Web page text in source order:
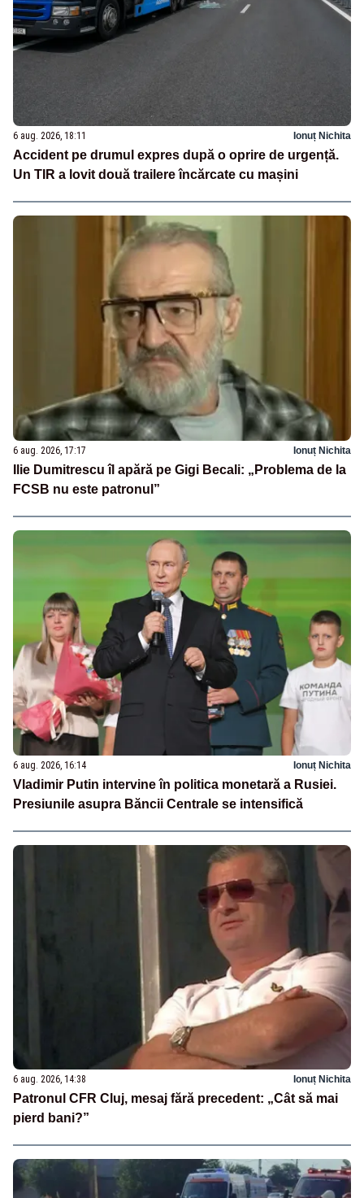
6 aug. 2026, 18:11 Ionuț Nichita
Accident pe drumul expres după o oprire de urgență.
Un TIR a lovit două trailere încărcate cu mașini
6 aug. 2026, 17:17 Ionuț Nichita
Ilie Dumitrescu îl apără pe Gigi Becali: „Problema de la
FCSB nu este patronul”
6 aug. 2026, 16:14 Ionuț Nichita
Vladimir Putin intervine în politica monetară a Rusiei.
Presiunile asupra Băncii Centrale se intensifică
6 aug. 2026, 14:38 Ionuț Nichita
Patronul CFR Cluj, mesaj fără precedent: „Cât să mai
pierd bani?”